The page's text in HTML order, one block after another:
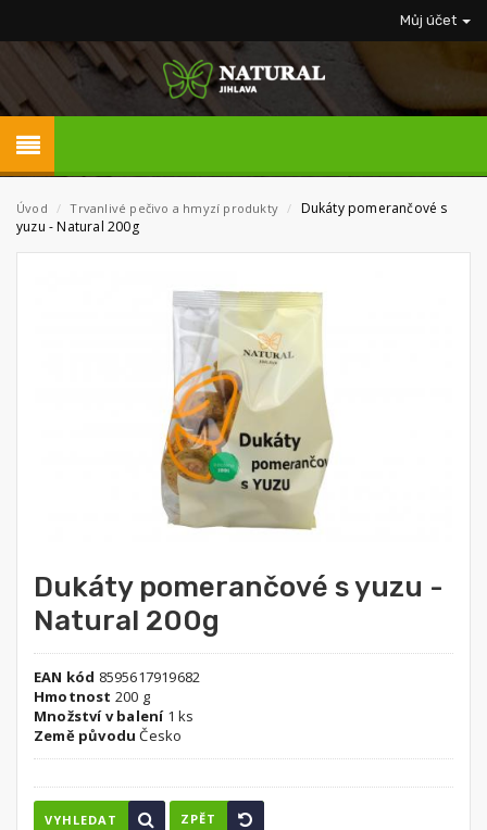
Můj účet
Úvod / Trvanlivé pečivo a hmyzí produkty / Dukáty pomerančové s
yuzu - Natural 200g
Dukáty pomerančové s yuzu -
Natural 200g
EAN kód 8595617919682
Hmotnost 200 g
Množství v balení1 ks
Země původu Česko
VYHLEDAT ZPĚT